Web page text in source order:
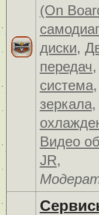
(On
диски,
передач,
система,
зеркала,
Видео
JR,